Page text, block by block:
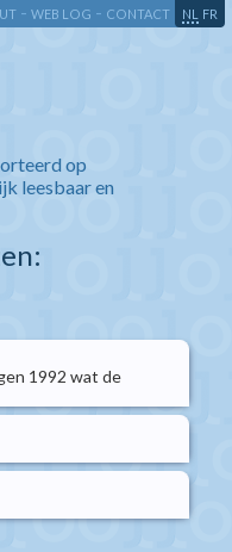
- WEB LOG - CONTACT NL FR
op
leesbaar en
1992 wat de